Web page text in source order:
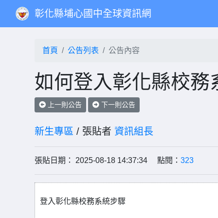
彰化縣埔心國中全球資訊網
首頁 公告列表 公告內容
如何登入彰化縣校務
上一則公告 下一則公告
新生專區 / 張貼者 資訊組長
張貼日期： 2025-08-18 14:37:34 點閱： 323
登入彰化縣校務系統步驟